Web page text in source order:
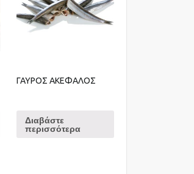
ΓΑΥΡΟΣ ΑΚΕΦΑΛΟΣ
Διαβάστε
περισσότερα